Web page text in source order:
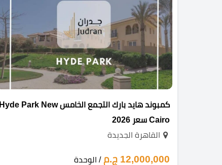
كمبوند هايد بارك التجمع الخامس Hyde Park New
Cairo سعر 2026
القاهرة الجديدة
12,000,000 ج.م / الوحدة